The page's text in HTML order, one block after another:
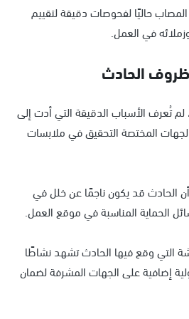
حاليًا لفحوصات دقيقة لتقييم
في العمل.
الحادث
لم تُعرف الأسباب الدقيقة التي أدت إلى
المختصة التحقيق في ملابسات
أن الحادث قد يكون ناجمًا عن خلل في
الحماية المناسبة في موقع العمل.
التي وقع فيها الحادث تشهد نشاطًا
إضافية على الجهات المشرفة لضمان